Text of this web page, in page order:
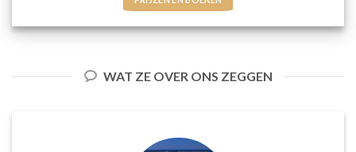
WAT ZE OVER ONS ZEGGEN